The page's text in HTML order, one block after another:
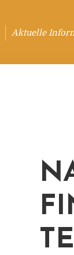
Aktuelle